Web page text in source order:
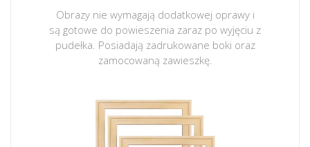
Obrazy nie wymagają dodatkowej oprawy i
są gotowe do powieszenia zaraz po wyjęciu z
pudełka. Posiadają zadrukowane boki oraz
zamocowaną zawieszkę.